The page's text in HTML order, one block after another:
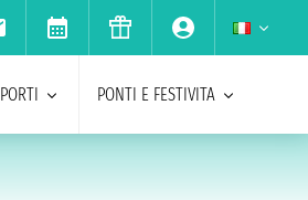
PORTI PONTI E FESTIVITA